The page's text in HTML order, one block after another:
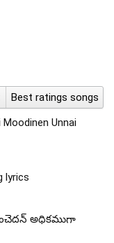
Best ratings songs
Unnai
lyrics
అధికముగా